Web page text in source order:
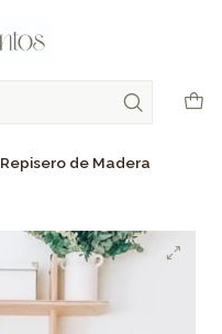
Repisero de Madera